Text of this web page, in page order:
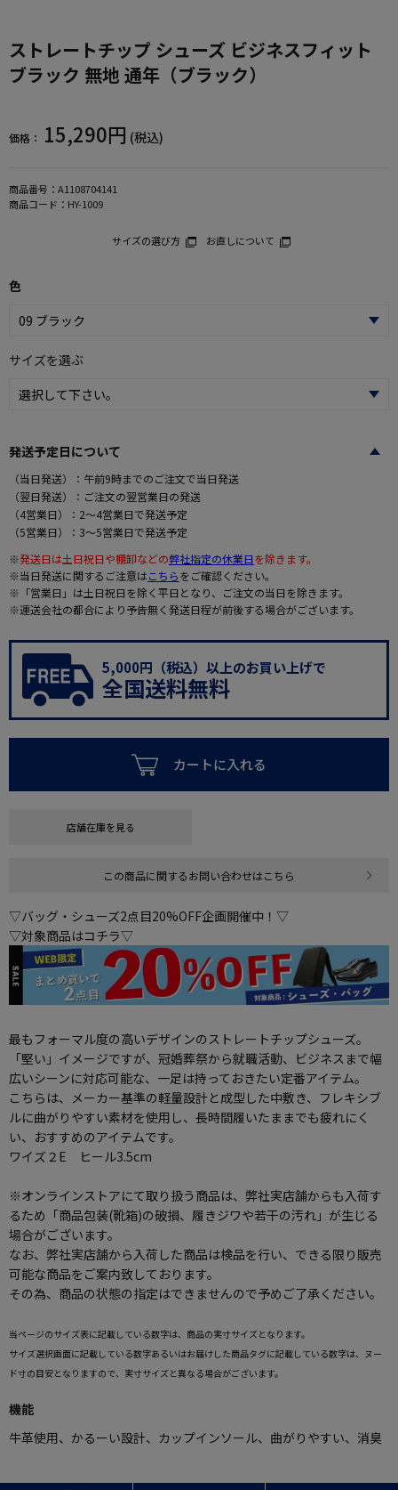
ストレートチップ シューズ ビジネスフィット
ブラック 無地 通年（ブラック）
価格： 15,290円 (税込)
商品番号： A1108704141
商品コード： HY-1009
サイズの選び方 お直しについて
色
サイズを選ぶ
発送予定日について
（当日発送）：午前9時までのご注文で当日発送
（翌日発送）：ご注文の翌営業日の発送
（4営業日）：2～4営業日で発送予定
（5営業日）：3～5営業日で発送予定
※発送日は土日祝日や棚卸などの弊社指定の休業日を除きます。
※当日発送に関するご注意はこちらをご確認ください。
※「営業日」は土日祝日を除く平日となり、ご注文の当日を除きます。
※運送会社の都合により予告無く発送日程が前後する場合がございます。
5,000円（税込）以上のお買い上げで
全国送料無料
カートに入れる
店舗在庫を見る
この商品に関するお問い合わせはこちら
▽バッグ・シューズ2点目20%OFF企画開催中！▽
▽対象商品はコチラ▽
最もフォーマル度の高いデザインのストレートチップシューズ。
「堅い」イメージですが、冠婚葬祭から就職活動、ビジネスまで幅
広いシーンに対応可能な、一足は持っておきたい定番アイテム。
こちらは、メーカー基準の軽量設計と成型した中敷き、フレキシブ
ルに曲がりやすい素材を使用し、長時間履いたままでも疲れにく
い、おすすめのアイテムです。
ワイズ２E ヒール3.5cm
※オンラインストアにて取り扱う商品は、弊社実店舗からも入荷す
るため「商品包装(靴箱)の破損、履きジワや若干の汚れ」が生じる
場合がございます。
なお、弊社実店舗から入荷した商品は検品を行い、できる限り販売
可能な商品をご案内致しております。
その為、商品の状態の指定はできませんので予めご了承ください。
当ページのサイズ表に記載している数字は、商品の実寸サイズとなります。
サイズ選択画面に記載している数字あるいはお届けした商品タグに記載している数字は、ヌー
ド寸の目安となりますので、実寸サイズと異なる場合がございます。
機能
牛革使用、かるーい設計、カップインソール、曲がりやすい、消臭